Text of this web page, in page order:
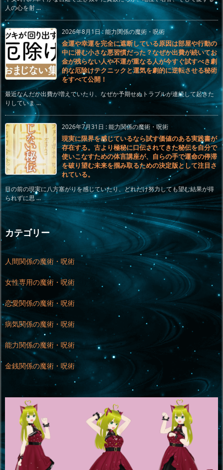
人の心を射 ...
2026年8月1日:能力関係の魔術・呪術
金運や幸運を完全に遮断している原因は部屋や行動の
中に潜む小さな悪習慣だった？なぜか出費が続いてお
金が残らない人や不運が重なる人が今すぐ試すべき劇
的な厄除けテクニックと運気を劇的に逆転させる秘術
をすべて公開！
最近なんだか出費が増えていたり、なぜか予期せぬトラブルが連続して起きた
りしていま ...
2026年7月31日 :能力関係の魔術・呪術
現実に限界を感じているなら試す価値のある実践書が
存在する。古より極秘に口伝されてきた秘伝を自分で
使いこなすための体言講座が、自らの手で運命の停滞
を破り望む未来を掴み取るための決定版として注目さ
れている。
目の前の現実に八方塞がりを感じていたり、どれだけ努力しても望む結果が得
られずに思 ...
カテゴリー
人間関係の魔術・呪術
女性専用の魔術・呪術
恋愛関係の魔術・呪術
病気関係の魔術・呪術
能力関係の魔術・呪術
金銭関係の魔術・呪術